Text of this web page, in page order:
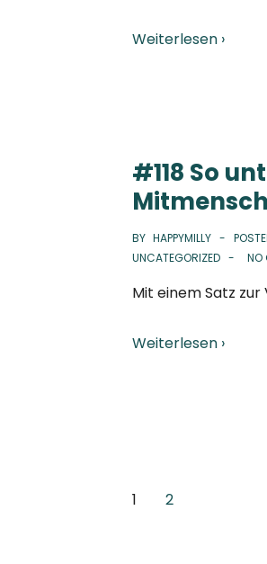
Weiterlesen ›
#118 So
BY HAPPYMILLY
UNCATEGORIZED
NO
Mit einem Satz
Weiterlesen ›
1 2